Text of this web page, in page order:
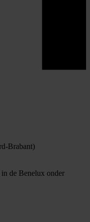
Brabant)
de Benelux onder